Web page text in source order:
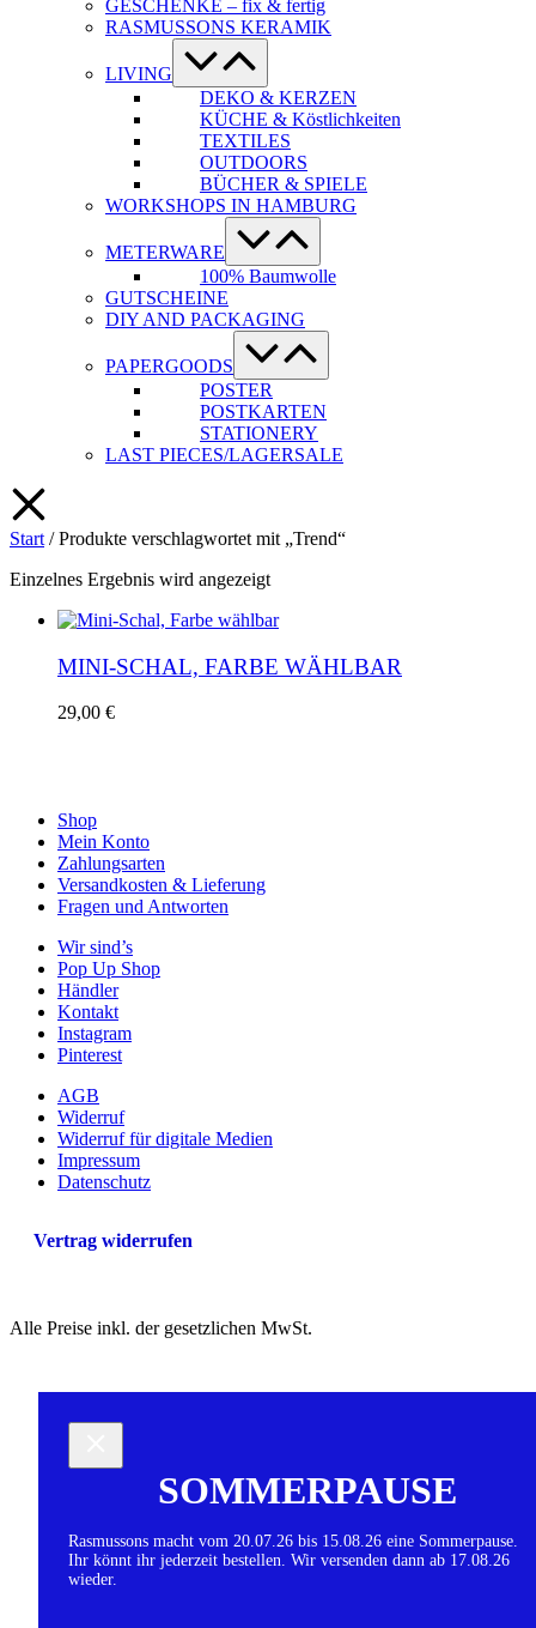
GESCHENKE – fix & fertig
RASMUSSONS KERAMIK
LIVING
Menü-
Schalter
DEKO & KERZEN
KÜCHE & Köstlichkeiten
TEXTILES
OUTDOORS
BÜCHER & SPIELE
WORKSHOPS IN HAMBURG
METERWARE
Menü-
Schalter
100% Baumwolle
GUTSCHEINE
DIY AND PACKAGING
PAPERGOODS
Menü-
Schalter
POSTER
POSTKARTEN
STATIONERY
LAST PIECES/LAGERSALE
Start / Produkte verschlagwortet mit „Trend“
Einzelnes Ergebnis wird angezeigt
MINI-SCHAL, FARBE WÄHLBAR
29,00 €Dieses
Die
Optionen
können
auf
Produktseite
gewählt
werden
Shop
Mein Konto
Zahlungsarten
Versandkosten & Lieferung
Fragen und Antworten
Wir sind’s
Pop Up Shop
Händler
Kontakt
Instagram
Pinterest
AGB
Widerruf
Widerruf für digitale Medien
Impressum
Datenschutz
Vertrag widerrufen
Alle Preise inkl. der gesetzlichen MwSt.
SOMMERPAUSE
Rasmussons macht vom 20.07.26 bis 15.08.26 eine Sommerpause.
Ihr könnt ihr jederzeit bestellen. Wir versenden dann ab 17.08.26
wieder.